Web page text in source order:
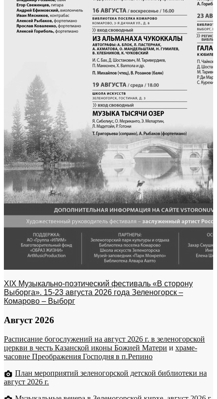
XIX Музыкально-поэтический фестиваль «В сторону
Выборга». 15-23 августа 2026 года Зеленогорск –
Комарово – Выборг
Август 2026
Расписание богослужений на август 2026 г. в зеленогорской
церкви в честь Казанской иконы Божией Матери и храме-
часовне Преображения Господня в п.Репино
План мероприятий зеленогорской детской библиотеки на
август 2026 г.